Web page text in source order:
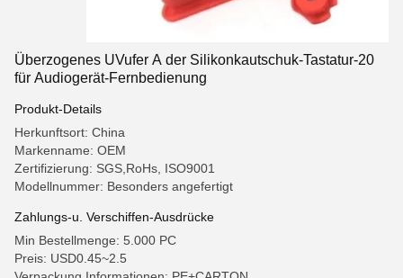
Überzogenes UVufer A der Silikonkautschuk-Tastatur-20
für Audiogerät-Fernbedienung
Produkt-Details
Herkunftsort: China
Markenname: OEM
Zertifizierung: SGS,RoHs, ISO9001
Modellnummer: Besonders angefertigt
Zahlungs-u. Verschiffen-Ausdrücke
Min Bestellmenge: 5.000 PC
Preis: USD0.45~2.5